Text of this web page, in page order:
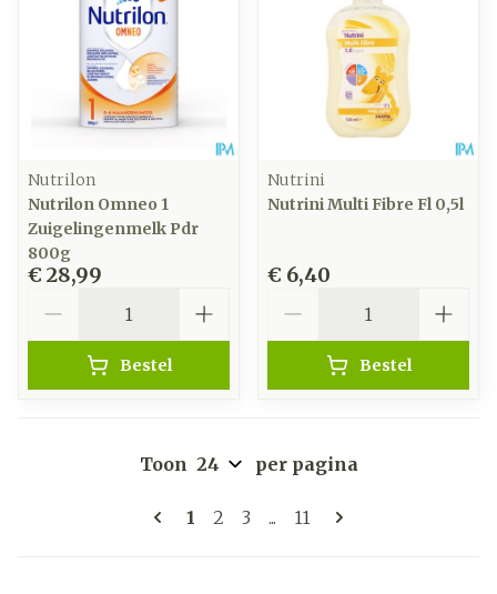
Nutrilon
Nutrilon Omneo 1
Zuigelingenmelk Pdr
800g
€ 28,99
Bestel
Nutrini
Nutrini Multi Fibre Fl 0,5l
€ 6,40
Bestel
Pagina's
U lees momenteel pagina
1 Pagina
2 Pagina
3 ... Pagina
11
Toon per pagina